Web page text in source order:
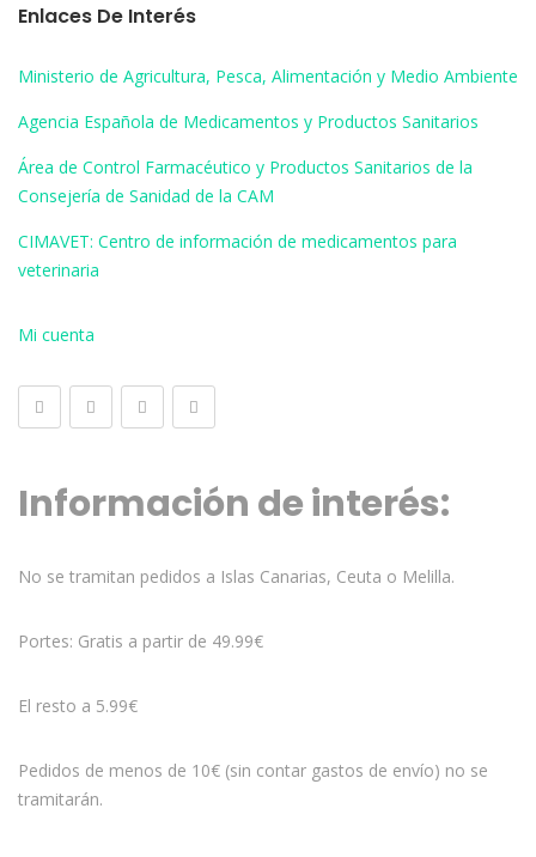
Enlaces De Interés
Ministerio de Agricultura, Pesca, Alimentación y Medio Ambiente
Agencia Española de Medicamentos y Productos Sanitarios
Área de Control Farmacéutico y Productos Sanitarios de la
Consejería de Sanidad de la CAM
CIMAVET: Centro de información de medicamentos para
veterinaria
Mi cuenta
Información de interés:
No se tramitan pedidos a Islas Canarias, Ceuta o Melilla.
Portes: Gratis a partir de 49.99€
El resto a 5.99€
Pedidos de menos de 10€ (sin contar gastos de envío) no se
tramitarán.